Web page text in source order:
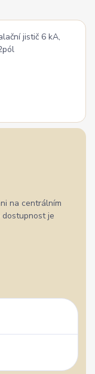
na centrálním
dostupnost je